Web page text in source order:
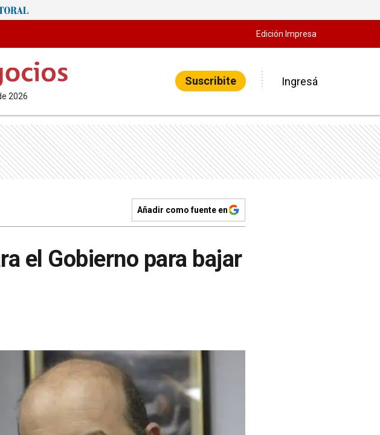
Edición Impresa
2026
Suscribite Ingresá
Añadir como fuente en
el Gobierno para bajar